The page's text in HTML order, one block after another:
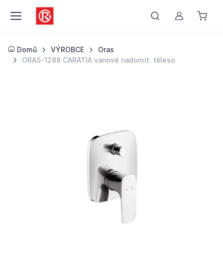
Můj účet
Domů VÝROBCE
Oras
ORAS-1288 CARATIA vanové nadomít. těleso